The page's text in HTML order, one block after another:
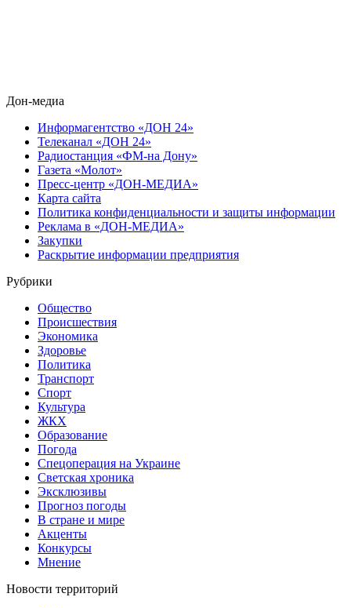
Дон-медиа
Информагентство «ДОН 24»
Телеканал «ДОН 24»
Радиостанция «ФМ-на Дону»
Газета «Молот»
Пресс-центр «ДОН-МЕДИА»
Карта сайта
Политика конфиденциальности и защиты информации
Реклама в «ДОН-МЕДИА»
Закупки
Раскрытие информации предприятия
Рубрики
Общество
Происшествия
Экономика
Здоровье
Политика
Транспорт
Спорт
Культура
ЖКХ
Образование
Погода
Спецоперация на Украине
Светская хроника
Эксклюзивы
Прогноз погоды
В стране и мире
Акценты
Конкурсы
Мнение
Новости территорий